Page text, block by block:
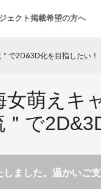
ェクト掲載希望の方へ
で2D&3D化を目指したい！
女萌えキ
で
ました。温かいご